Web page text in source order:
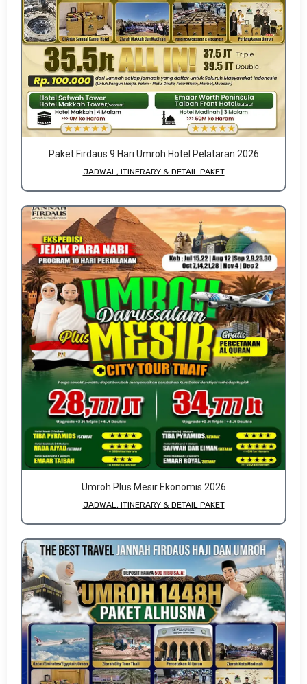
Paket Firdaus 9 Hari Umroh Hotel Pelataran 2026
JADWAL, ITINERARY & DETAIL PAKET
Umroh Plus Mesir Ekonomis 2026
JADWAL, ITINERARY & DETAIL PAKET